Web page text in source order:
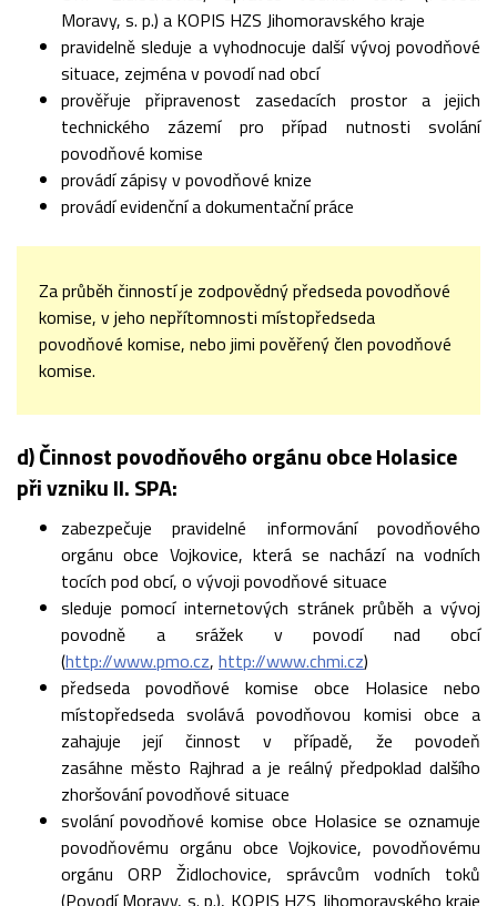
Moravy, s. p.) a KOPIS HZS Jihomoravského kraje
pravidelně sleduje a vyhodnocuje další vývoj povodňové
situace, zejména v povodí nad obcí
prověřuje připravenost zasedacích prostor a jejich
technického zázemí pro případ nutnosti svolání
povodňové komise
provádí zápisy v povodňové knize
provádí evidenční a dokumentační práce
Za průběh činností je zodpovědný předseda povodňové
komise, v jeho nepřítomnosti místopředseda
povodňové komise, nebo jimi pověřený člen povodňové
komise.
d) Činnost povodňového orgánu obce Holasice
při vzniku II. SPA:
zabezpečuje pravidelné informování povodňového
orgánu obce Vojkovice, která se nachází na vodních
tocích pod obcí, o vývoji povodňové situace
sleduje pomocí internetových stránek průběh a vývoj
povodně a srážek v povodí nad obcí
(http://www.pmo.cz, http://www.chmi.cz)
předseda povodňové komise obce Holasice nebo
místopředseda svolává povodňovou komisi obce a
zahajuje její činnost v případě, že povodeň
zasáhne město Rajhrad a je reálný předpoklad dalšího
zhoršování povodňové situace
svolání povodňové komise obce Holasice se oznamuje
povodňovému orgánu obce Vojkovice, povodňovému
orgánu ORP Židlochovice, správcům vodních toků
(Povodí Moravy, s. p.), KOPIS HZS Jihomoravského kraje